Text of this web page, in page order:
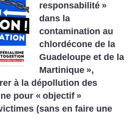
responsabilité »
dans la
contamination au
chlordécone de la
Guadeloupe et de la
Martinique »,
à la dépollution des
pour « objectif »
(sans en faire une